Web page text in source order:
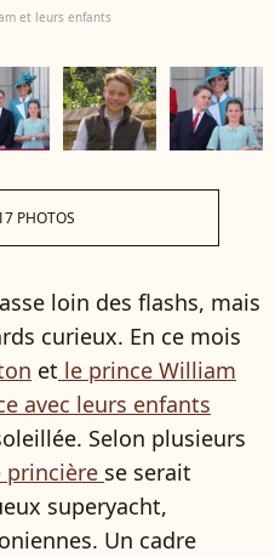
et leurs enfants
PHOTOS
loin des flashs, mais
curieux. En ce mois
et le prince William
avec leurs enfants
Selon plusieurs
se serait
superyacht,
Un cadre